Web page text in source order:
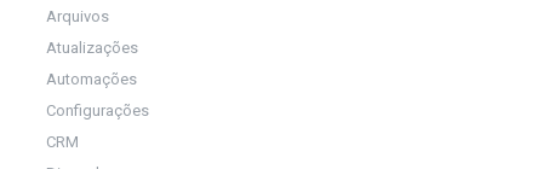
Arquivos
Atualizações
Automações
Configurações
CRM